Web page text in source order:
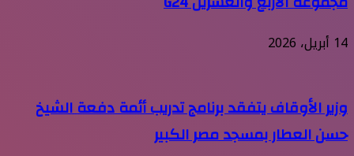
14 أبريل، 2026
وزير الأوقاف يتفقد برنامج تدريب أئمة دفعة الشيخ
حسن العطار بمسجد مصر الكبير